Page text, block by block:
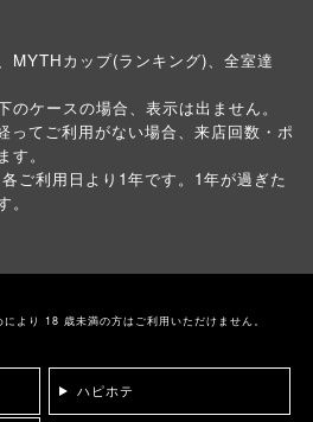
MYTHカップ(ランキング)、全室達
ケースの場合、表示は出ません。
てご利用がない場合、来店回数・ポ
。
ご利用日より1年です。1年が過ぎた
より 18 歳未満の方はご利用いただけません。
ハピホテ